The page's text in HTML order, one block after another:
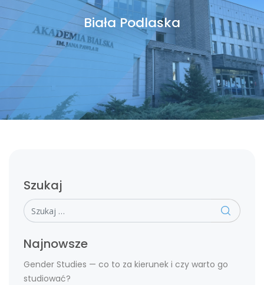
Biała Podlaska
Szukaj
Szukaj
Najnowsze
Gender Studies — co to za kierunek i czy warto go
studiować?